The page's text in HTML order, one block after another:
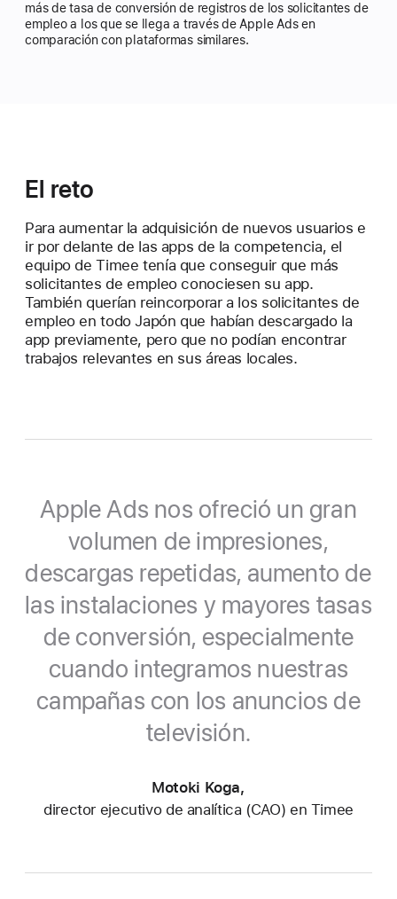
más de tasa de conversión de registros de los solicitantes de
empleo a los que se llega a través de Apple Ads en
comparación con plataformas similares.
El reto
Para aumentar la adquisición de nuevos usuarios e
ir por delante de las apps de la competencia, el
equipo de Timee tenía que conseguir que más
solicitantes de empleo conociesen su app.
También querían reincorporar a los solicitantes de
empleo en todo Japón que habían descargado la
app previamente, pero que no podían encontrar
trabajos relevantes en sus áreas locales.
Apple Ads nos ofreció un gran
volumen de impresiones,
descargas repetidas, aumento de
las instalaciones y mayores tasas
de conversión, especialmente
cuando integramos nuestras
campañas con los anuncios de
televisión.
Motoki Koga,
director ejecutivo de analítica (CAO) en Timee